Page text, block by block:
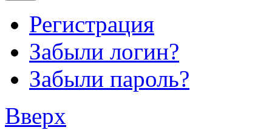
Регистрация
Забыли логин?
Забыли пароль?
Вверх